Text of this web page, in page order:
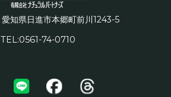
愛知県日進市本郷町前川 1243-5
TEL:0561-74-0710